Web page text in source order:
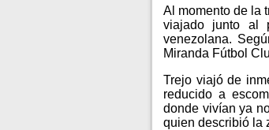
Al momento de la
viajado junto al
venezolana.
Miranda Fútbol
Trejo viajó de
reducido a
donde vivían ya
quien describió la